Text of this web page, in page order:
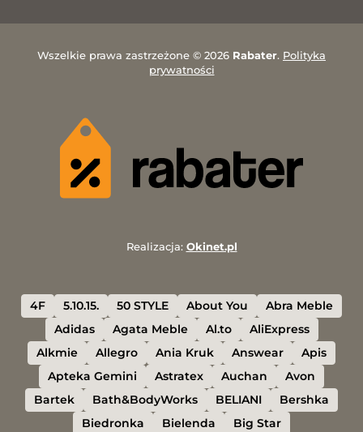
Wszelkie prawa zastrzeżone © 2026 Rabater. Polityka
prywatności
Realizacja: Okinet.pl
4F 5.10.15. 50 STYLE About You
Abra Meble
Adidas
Agata Meble Al.to
AliExpress
Alkmie
Allegro Ania Kruk Answear
Apis
Apteka Gemini
Astratex Auchan
Avon
Bartek
Bath&BodyWorks BELIANI
Bershka
Biedronka
Bielenda Big Star